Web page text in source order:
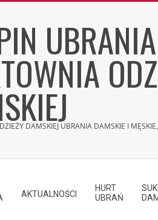
UBRANIA
DAMSKIEJ UBRANIA DAMSKIE I
AKTUALNOŚCI
HURT
UBRAŃ